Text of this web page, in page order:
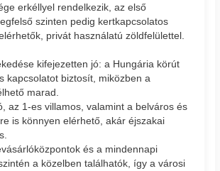
erkéllyel rendelkezik, az első
szinten pedig kertkapcsolatos
privát használatú zöldfelülettel.
kifejezetten jó: a Hungária körút
kapcsolatot biztosít, miközben a
marad.
az 1-es villamos, valamint a belváros és
is könnyen elérhető, akár éjszakai
és a mindennapi
a közelben találhatók, így a városi